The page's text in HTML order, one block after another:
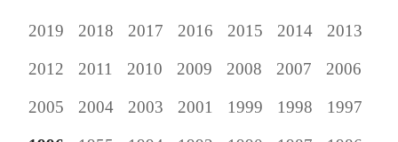
2019 2018 2017 2016 2015 2014 2013
2012 2011 2010 2009 2008 2007 2006
2005 2004 2003 2001 1999 1998 1997